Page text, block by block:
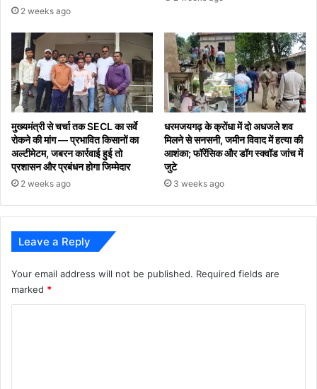
2 weeks ago
मुख्यमंत्री से चर्चा तक SECL का सर्वे
रोकने की मांग — प्रभावित किसानों का
अल्टीमेटम, जबरन कार्रवाई हुई तो
प्रशासन और प्रबंधन होगा जिम्मेदार
2 weeks ago
धरमजयगढ़ के क्रोंधा में दो अधजले शव
मिलने से सनसनी, जमीन विवाद में हत्या की
आशंका; फॉरेंसिक और डॉग स्क्वॉड जांच में
जुटे
3 weeks ago
Leave a Reply
Your email address will not be published. Required fields are
marked *